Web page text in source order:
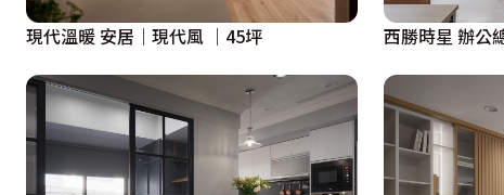
現代溫暖 安居｜現代風 ｜45坪 西勝時星 辦公